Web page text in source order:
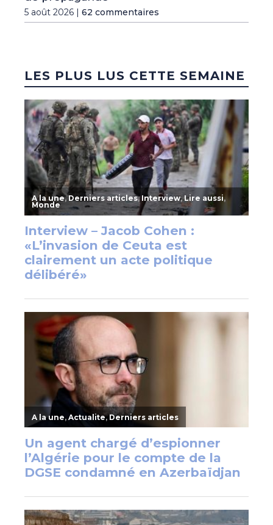
5 août 2026 | 62 commentaires
LES PLUS LUS CETTE SEMAINE